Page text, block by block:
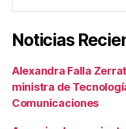
Noticias
Alexandra Falla
ministra de
Comunicaciones